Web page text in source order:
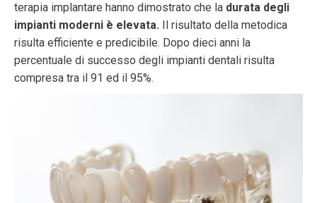
terapia implantare hanno dimostrato che la durata degli
impianti moderni è elevata. Il risultato della metodica
risulta efficiente e predicibile. Dopo dieci anni la
percentuale di successo degli impianti dentali risulta
compresa tra il 91 ed il 95%.